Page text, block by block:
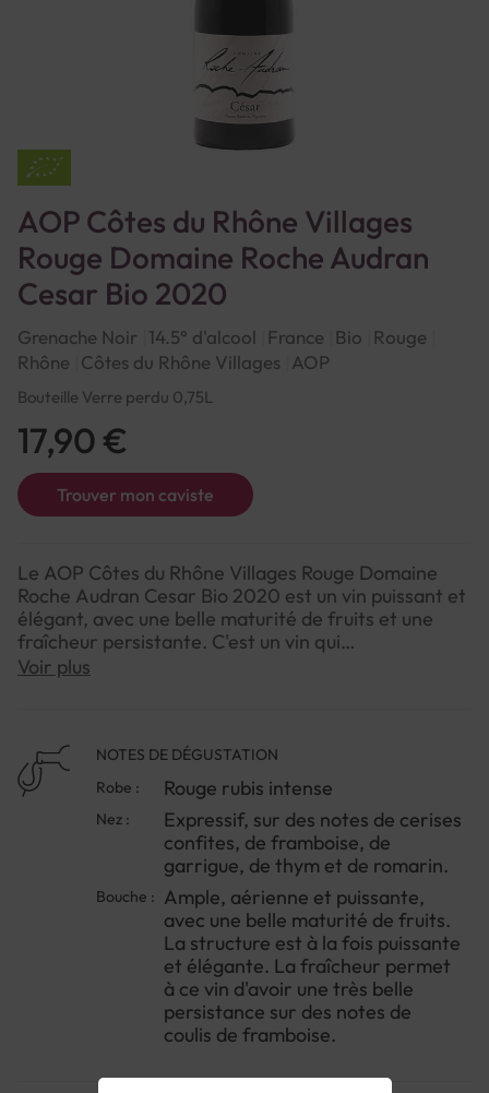
AOP Côtes du Rhône Villages
Rouge Domaine Roche Audran
Cesar Bio 2020
Grenache Noir 14.5° d'alcool France Bio
Rouge
Rhône Côtes du Rhône Villages AOP
Bouteille Verre perdu 0,75L
Trouver mon caviste
17,90 €
Le AOP Côtes du Rhône Villages Rouge Domaine
Roche Audran Cesar Bio 2020 est un vin puissant et
élégant, avec une belle maturité de fruits et une
fraîcheur persistante. C'est un vin qui
accompagnera parfaitement les viandes rouges
Voir plus
NOTES DE DÉGUSTATION
Robe :
Rouge rubis intense
Nez :
Expressif, sur des notes de cerises
confites, de framboise, de
garrigue, de thym et de romarin.
Bouche : Ample, aérienne et puissante,
avec une belle maturité de fruits.
La structure est à la fois puissante
et élégante. La fraîcheur permet
à ce vin d'avoir une très belle
persistance sur des notes de
coulis de framboise.